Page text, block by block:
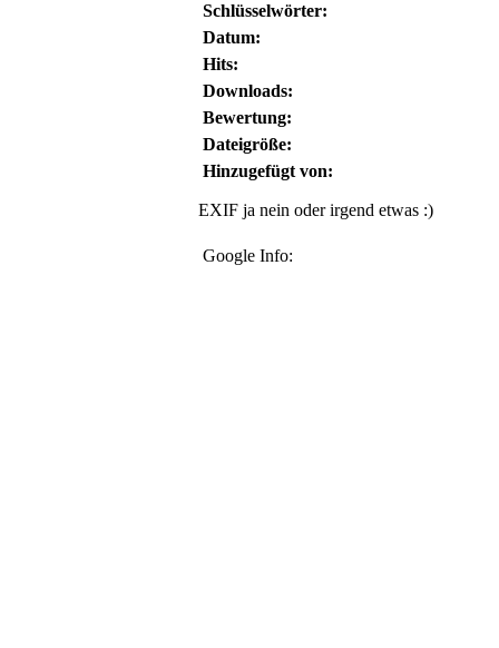
Schlüsselwörter:
Datum:
Hits:
Downloads:
Bewertung:
Dateigröße:
Hinzugefügt von:
EXIF ja nein oder irgend etwas :)
Google Info: